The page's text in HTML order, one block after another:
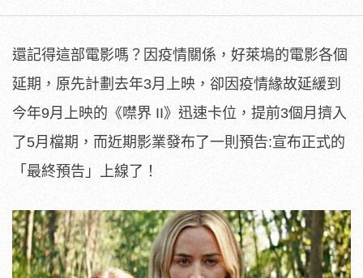
還記得這部電影嗎？因疫情關係，好萊塢的電影各個
延期，原先計劃去年3月上映，卻因疫情緣故延緩到
今年9月上映的《噤界 II》迅速卡位，提前3個月擠入
了5月檔期，而近期影業發布了一則預告:宣布正式的
「最終預告」上線了！